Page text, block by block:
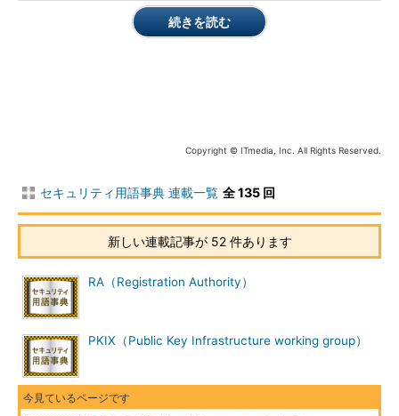
証局一覧のどれかの認証局にたどり着ければ、その証明書は信用
できると判断する。そのため、ルート認証局が偽の証明書を発行
■改ざん
■更新履歴
【2017/12/4】最新情報に合わせて内容を書き直しました（セ
キュリティ・キャンプ実施協議会 著）。
続きを読む
Copyright © ITmedia, Inc. All Rights Reserved.
セキュリティ用語事典 連載一覧 全 135 回
新しい連載記事が 52 件あります
RA（Registration Authority）
PKIX（Public Key Infrastructure working group）